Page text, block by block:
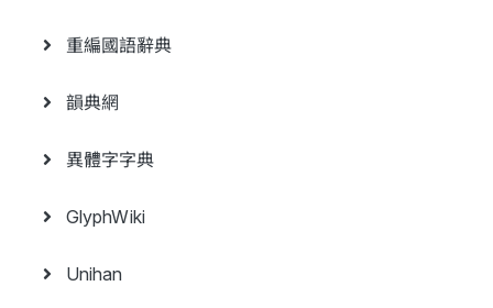
重編國語辭典
韻典網
異體字字典
GlyphWiki
Unihan